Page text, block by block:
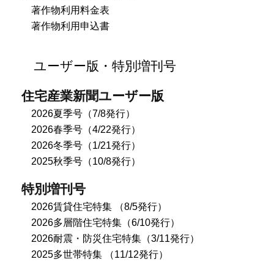
著作物利用料金表
著作物利用申込書
ユーザー版・特別増刊号
住宅産業新聞ユーザー版
2026夏季号（7/8発行）
2026春季号（4/22発行）
2026冬季号（1/21発行）
2025秋季号（10/8発行）
特別増刊号
2026賃貸住宅特集 （8/5発行）
2026多層階住宅特集（6/10発行）
2026耐震・防災住宅特集（3/11発行）
2025多世帯特集 （11/12発行）